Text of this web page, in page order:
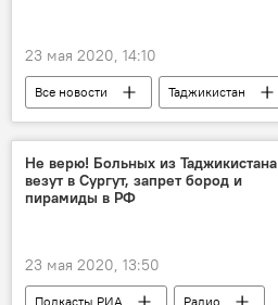
23 мая 2020, 14:10
Все новости
Таджикистан
Образование
учителя
Не верю! Больных из Таджикистана
везут в Сургут, запрет бород и
пирамиды в РФ
23 мая 2020, 13:50
Подкасты РИА Радио